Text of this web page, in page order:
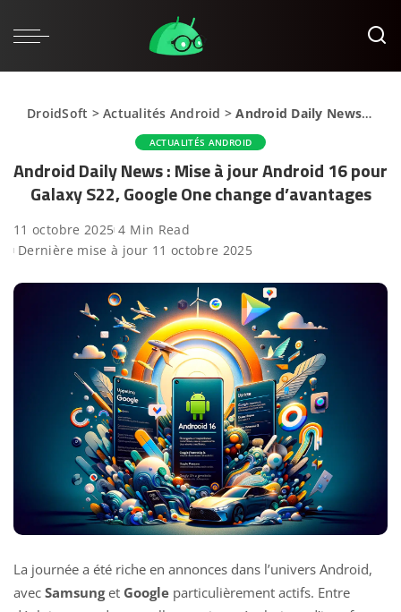
DroidSoft >Actualités Android >Android Daily News : Mise à jour Android 16 pour Galaxy S22, Google One change d’avantages
ACTUALITÉS ANDROID
Android Daily News : Mise à jour Android 16 pour
Galaxy S22, Google One change d’avantages
11 octobre 2025 4 Min Read
Dernière mise à jour 11 octobre 2025
La journée a été riche en annonces dans l’univers Android,
avec Samsunget Google particulièrement actifs. Entre